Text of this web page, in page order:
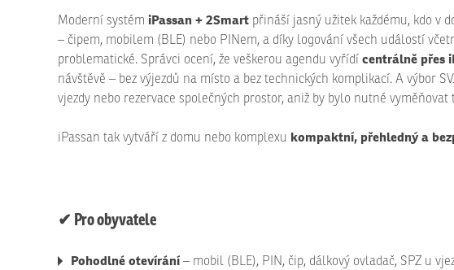
Moderní systém iPassan + 2Smart přináší jasný užitek každému, kdo v
– čipem, mobilem (BLE) nebo PINem, a díky logování všech událostí
problematické. Správci ocení, že veškerou agendu vyřídí centrálně přes
návštěvě – bez výjezdů na místo a bez technických komplikací. A výbor
vjezdy nebo rezervace společných prostor, aniž by bylo nutné
iPassan tak vytváří z domu nebo komplexu kompaktní, přehledný a
✔ Pro obyvatele
Pohodlné otevírání – mobil (BLE), PIN, čip, dálkový ovladač, SPZ u